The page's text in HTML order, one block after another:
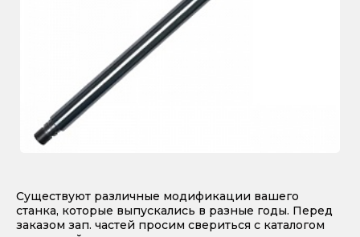
Существуют различные модификации вашего
станка, которые выпускались в разные годы. Перед
заказом зап. частей просим свериться с каталогом